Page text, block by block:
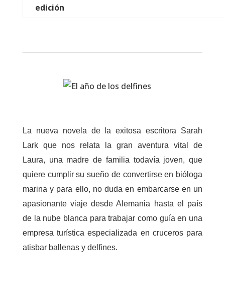
edición
La nueva novela de la exitosa escritora Sarah
Lark que nos relata la gran aventura vital de
Laura, una madre de familia todavía joven, que
quiere cumplir su sueño de convertirse en bióloga
marina y para ello, no duda en embarcarse en un
apasionante viaje desde Alemania hasta el país
de la nube blanca para trabajar como guía en una
empresa turística especializada en cruceros para
atisbar ballenas y delfines.